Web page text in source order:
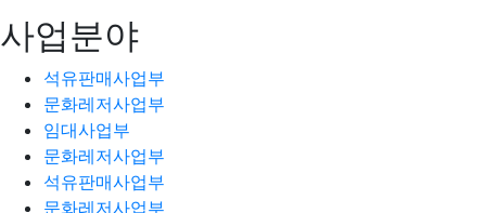
사업분야
석유판매사업부
문화레저사업부
임대사업부
문화레저사업부
석유판매사업부
문화레저사업부